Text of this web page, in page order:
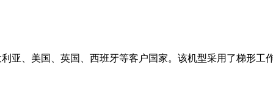
亚、美国、英国、西班牙等客户国家。该机型采用了梯形